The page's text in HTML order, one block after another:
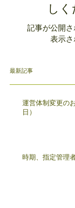
し
記事が公開
表示さ
最新記事
運営体制変更の
日）
時期、指定管理